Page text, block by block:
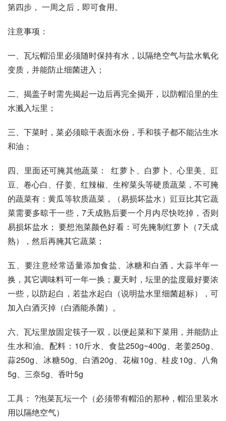
第四步， 一周之后，即可食用。
注意事项：
一、瓦坛帽沿里必须随时保持有水，以隔绝空气与盐水氧化
变质，并能防止细菌进入；
二、揭盖子时需先揭起一边后再完全揭开，以防帽沿里的生
水溅入坛里；
三、下菜时，菜必须晾干表面水份，手和筷子都不能沾生水
和油；
四、里面还可腌其他蔬菜：  红萝卜、白萝卜、心里美、豇
豆、卷心白、仔姜、红辣椒、生榨菜头等硬质蔬菜，不可腌
的蔬菜有：黄瓜等软质蔬菜，（易损坏盐水）豇豆比其它蔬
菜需要多晾干一些，7天成熟后要一个月内尽快吃掉，否则
易损坏盐水； 要想泡菜颜色好看：可先腌制红萝卜（7天成
熟），然后再腌其它蔬菜；
五、要注意经常适量添加食盐、冰糖和白酒，大蒜半年一
换，其它调味料可一年一换；夏天时，坛里的盐度最好要浓
一些，以防起白，若盐水起白（说明盐水里细菌超标），可
加入白酒灭掉（白酒能杀菌）。
六、瓦坛里放固定筷子一双，以便起菜和下菜用，并能防止
生水和油。配料：10斤水、食盐250g~400g、老姜250g、
蒜250g、冰糖50g、白酒20g、花椒10g、桂皮10g、八角
5g、三奈5g、香叶5g
工具： ?泡菜瓦坛一个（必须带有帽沿的那种，帽沿里装水
用以隔绝空气）